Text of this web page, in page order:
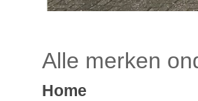
Alle merken
Home